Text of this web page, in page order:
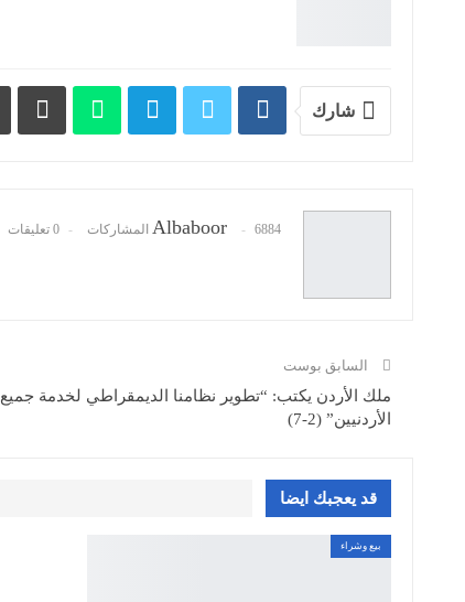
شارك
Albaboor 6884 المشاركات 0 تعليقات
السابق بوست
ملك الأردن يكتب: “تطوير نظامنا الديمقراطي لخدمة جميع
الأردنيين” (2-7)
قد يعجبك ايضا
بيع وشراء